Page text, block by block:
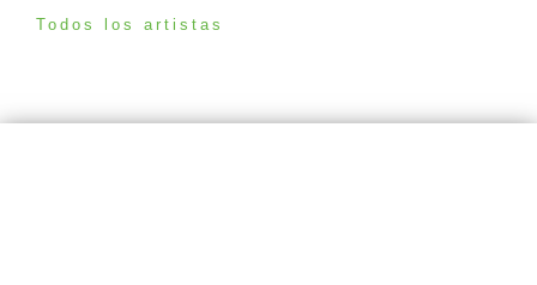
Todos los artistas